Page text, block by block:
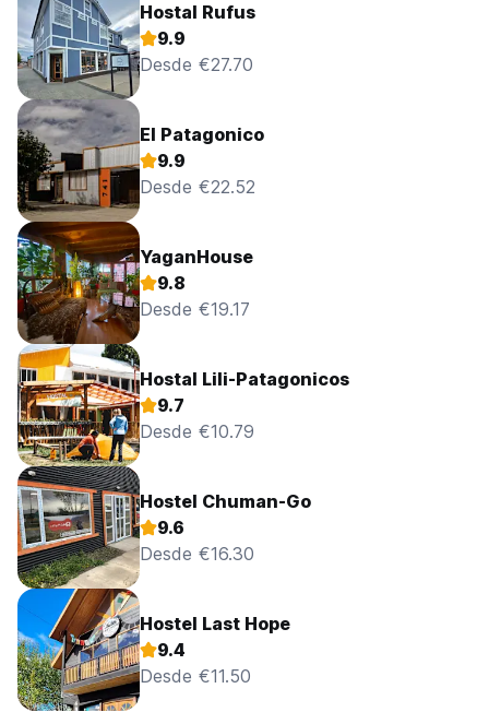
Hostal Rufus
9.9
Desde €27.70
El Patagonico
9.9
Desde €22.52
YaganHouse
9.8
Desde €19.17
Hostal Lili-Patagonicos
9.7
Desde €10.79
Hostel Chuman-Go
9.6
Desde €16.30
Hostel Last Hope
9.4
Desde €11.50